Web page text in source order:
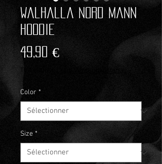
Walhalla Nord Mann
Hoodie
49,90 €Prix
TVA Incluse
Color *
Size *